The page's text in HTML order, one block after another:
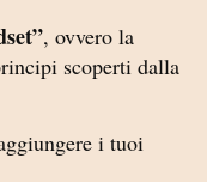
, ovvero la
scoperti dalla
i tuoi